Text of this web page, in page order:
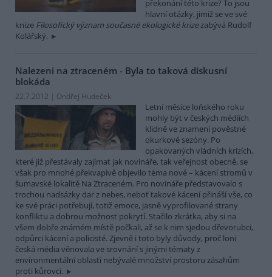
překonání této krize? To jsou
hlavní otázky, jimiž se ve své
knize Filosofický význam současné ekologické krizezabývá Rudolf
Kolářský.
Nalezeni na ztraceném - Byla to taková diskusní
blokáda
22.7.2012 | Ondřej Hudeček
Letní měsíce loňského roku
mohly být v českých médiích
klidně ve znamení pověstné
okurkové sezóny. Po
opakovaných vládních krizích,
které již přestávaly zajímat jak novináře, tak veřejnost obecně, se
však pro mnohé překvapivě objevilo téma nové – kácení stromů v
šumavské lokalitě Na Ztraceném. Pro novináře představovalo s
trochou nadsázky dar z nebes, neboť takové kácení přináší vše, co
ke své práci potřebují, totiž emoce, jasně vyprofilované strany
konfliktu a dobrou možnost pokrytí. Stačilo zkrátka, aby si na
všem dobře známém místě počkali, až se k nim sjedou dřevorubci,
odpůrci kácení a policisté. Zjevně i toto byly důvody, proč loni
česká média věnovala ve srovnání s jinými tématy z
environmentální oblasti nebývalé množství prostoru zásahům
proti kůrovci.